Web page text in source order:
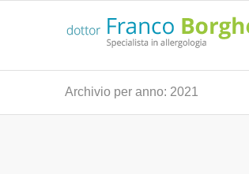
Archivio per anno: 2021